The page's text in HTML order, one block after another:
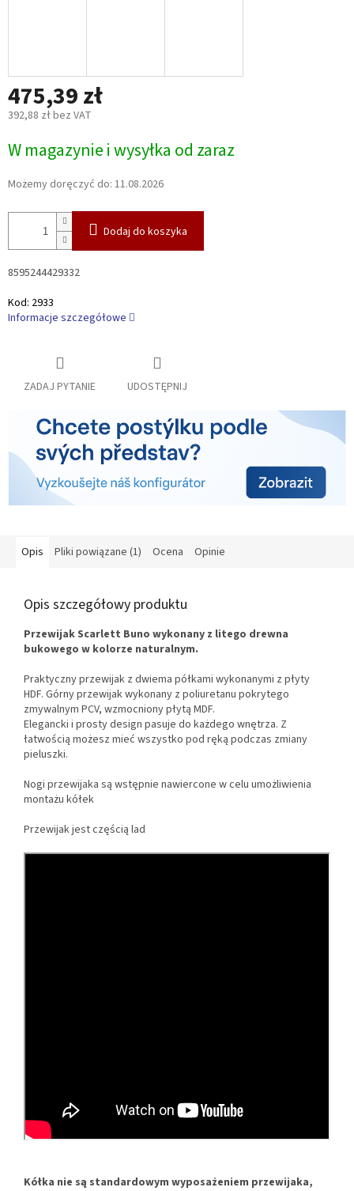
475,39 zł
392,88 zł bez VAT
jednostkowa:
W magazynie i wysyłka od zaraz
Możemy doręczyć do: 11.08.2026
Dodaj do koszyka
8595244429332
Kod: 2933
Informacje szczegółowe
ZADAJ PYTANIE UDOSTĘPNIJ
Opis Pliki powiązane (1) Ocena Opinie
Opis szczegółowy produktu
Przewijak Scarlett Buno wykonany z litego drewna
bukowego w kolorze naturalnym.
Praktyczny przewijak z dwiema półkami wykonanymi z płyty
HDF. Górny przewijak wykonany z poliuretanu pokrytego
zmywalnym PCV, wzmocniony płytą MDF.
Elegancki i prosty design pasuje do każdego wnętrza. Z
łatwością możesz mieć wszystko pod ręką podczas zmiany
pieluszki.
Nogi przewijaka są wstępnie nawiercone w celu umożliwienia
montażu kółek
Przewijak jest częścią lad
Kółka nie są standardowym wyposażeniem przewijaka,